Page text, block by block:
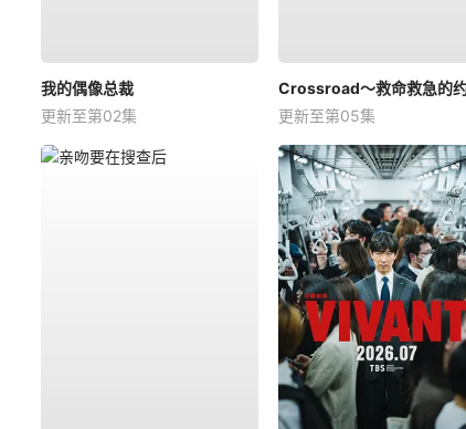
我的偶像总裁
更新至第02集
更新至第05集